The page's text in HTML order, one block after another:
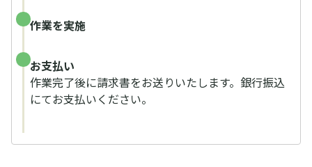
作業を実施
お支払い
作業完了後に請求書をお送りいたします。銀行振込
にてお支払いください。